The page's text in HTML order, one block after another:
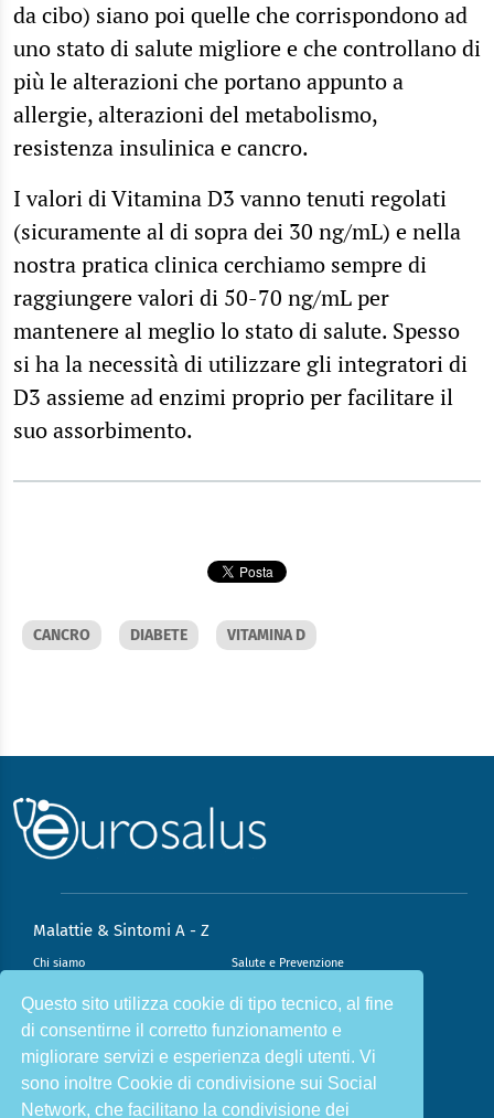
Questo sito utilizza cookie di tipo tecnico, al fine
di consentirne il corretto funzionamento e
migliorare servizi e esperienza degli utenti. Vi
sono inoltre Cookie di condivisione sui Social
Network, che facilitano la condivisione dei
da cibo) siano poi quelle che corrispondono ad
uno stato di salute migliore e che controllano di
più le alterazioni che portano appunto a
allergie, alterazioni del metabolismo,
resistenza insulinica e cancro.
I valori di Vitamina D3 vanno tenuti regolati
(sicuramente al di sopra dei 30 ng/mL) e nella
nostra pratica clinica cerchiamo sempre di
raggiungere valori di 50-70 ng/mL per
mantenere al meglio lo stato di salute. Spesso
si ha la necessità di utilizzare gli integratori di
D3 assieme ad enzimi proprio per facilitare il
suo assorbimento.
CANCRO DIABETE VITAMINA D
Malattie & Sintomi A - Z
Chi siamo Salute e Prevenzione
Infiammazione e Allergia Direzione scientifica
Nutrizione e Stili di vita Sport e Benessere
Cookie Policy L’angolo del dottore